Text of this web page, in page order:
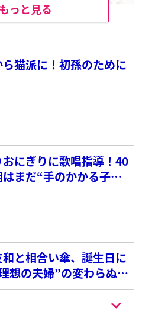
っと見る
猫派に！初孫のために
にぎりに歌唱指導！40
まだ“手のかかる子ど
と相合い傘、誕生日に
想の夫婦”の変わらぬラ